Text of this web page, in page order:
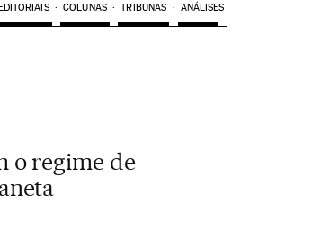
COLUNAS TRIBUNAS ANÁLISES
o regime de